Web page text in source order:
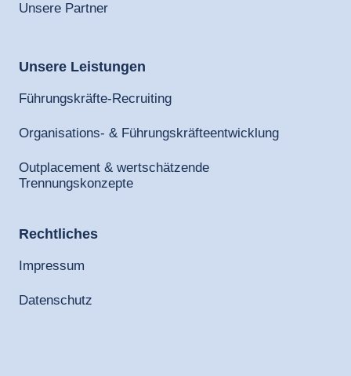
Unsere Partner
Unsere Leistungen
Führungskräfte-Recruiting
Organisations- & Führungskräfteentwicklung
Outplacement & wertschätzende
Trennungskonzepte
Rechtliches
Impressum
Datenschutz